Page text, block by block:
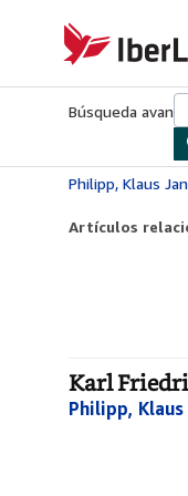
IberLibro.com
Búsqueda
Philipp, Klaus Jan
Artículos
Karl
Philipp, Klaus